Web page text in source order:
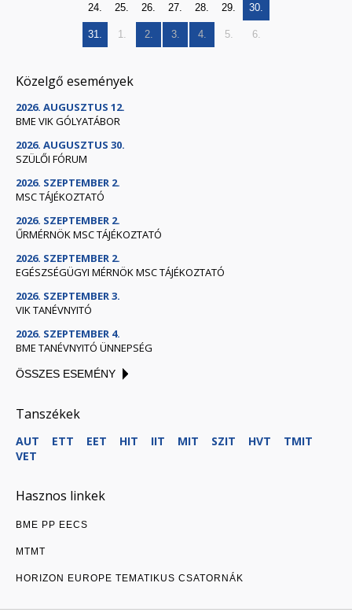
24. 25. 26. 27. 28. 29. 30.
31. 1. 2. 3. 4. 5. 6.
Közelgő események
2026. AUGUSZTUS 12.
BME VIK GÓLYATÁBOR
2026. AUGUSZTUS 30.
SZÜLŐI FÓRUM
2026. SZEPTEMBER 2.
MSC TÁJÉKOZTATÓ
2026. SZEPTEMBER 2.
ŰRMÉRNÖK MSC TÁJÉKOZTATÓ
2026. SZEPTEMBER 2.
EGÉSZSÉGÜGYI MÉRNÖK MSC TÁJÉKOZTATÓ
2026. SZEPTEMBER 3.
VIK TANÉVNYITÓ
2026. SZEPTEMBER 4.
BME TANÉVNYITÓ ÜNNEPSÉG
ÖSSZES ESEMÉNY
Tanszékek
AUT ETT EET HIT IIT MIT SZIT HVT
TMIT
VET
Hasznos linkek
BME PP EECS
MTMT
HORIZON EUROPE TEMATIKUS CSATORNÁK